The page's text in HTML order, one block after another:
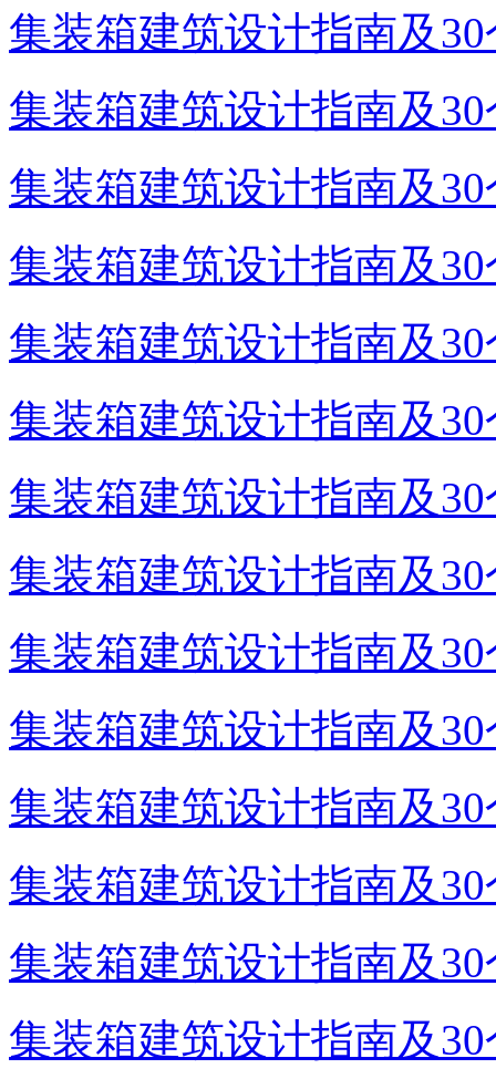
集装箱建筑设计指南及
集装箱建筑设计指南及
集装箱建筑设计指南及
集装箱建筑设计指南及
集装箱建筑设计指南及
集装箱建筑设计指南及
集装箱建筑设计指南及
集装箱建筑设计指南及
集装箱建筑设计指南及
集装箱建筑设计指南及
集装箱建筑设计指南及
集装箱建筑设计指南及
集装箱建筑设计指南及
集装箱建筑设计指南及